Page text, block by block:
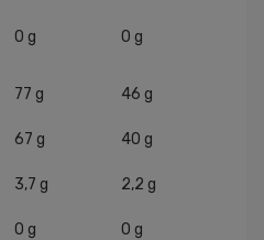
0 g 0 g
77 g 46 g
67 g 40 g
3,7 g 2,2 g
0 g 0 g